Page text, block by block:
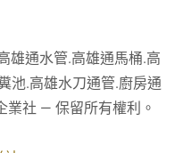
雄通水管.高雄通馬桶.高
池.高雄水刀通管.廚房通
業社 — 保留所有權利。